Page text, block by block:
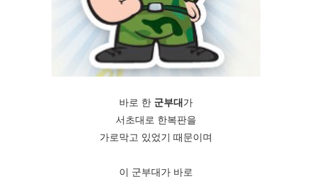
바로 한 군부대 가
서초대로 한복판을
가로막고 있었기 때문이며
이 군부대가 바로